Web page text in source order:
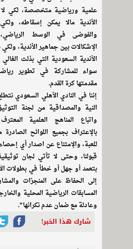
علمية ورياضية متخصصة، لكي
الأندية مالا يمكن إسقاطه،
والفوضى في الوسط الرياضي،
الإشكالات بين جماهير الأندية،
الأندية السعودية التي بذلت
سواء للمشاركة في تطوير
مقدمتها كرة القدم.
إننا في النادي الأهلي السعودي
النية والمصداقية من لجنة
واتباع المناهج العلمية
بالإعتراف بجميع اللوائح
للعبة، والإمتناع عن اصدار أي
قبولنا، وحتى لا تأتي لجان
بتعمد أو جهل أو خطأ في بطولات
إلى الحفاظ على المنجزات
المسابقات الرياضية المحلية
وعادلة مع ضمان عدم نكرانها”.
شارك هذا الخبر!